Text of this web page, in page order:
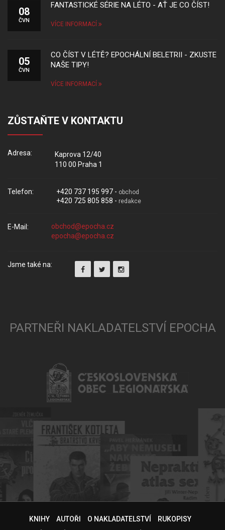
08
ČVN
FANTASTICKÉ SÉRIE NA LÉTO - AŤ JE CO ČÍST!
VÍCE INFORMACÍ
05
ČVN
CO ČÍST V LÉTĚ? EPOCHÁLNÍ BELETRII - ZKUSTE
NAŠE TIPY!
VÍCE INFORMACÍ
ZŮSTAŇTE V KONTAKTU
Adresa:
Kaprova 12/40
110 00 Praha 1
Telefon: +420 737 195 997 - obchod
+420 725 805 858 - redakce
E-Mail:
Jsme také na:
PARTNEŘI NAKLADATELSTVÍ EPOCHA
KNIHY AUTOŘI O NAKLADATELSTVÍ RUKOPISY